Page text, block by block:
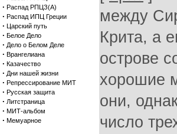
· Распад РПЦЗ(А)
· Распад ИПЦ Греции
· Царский путь
· Белое Дело
· Дело о Белом Деле
· Врангелиана
· Казачество
· Дни нашей жизни
· Репрессирование МИТ
· Русская защита
· Литстраница
· МИТ-альбом
· Мемуарное
между
Крита, а
острове
хорошие
они,
число